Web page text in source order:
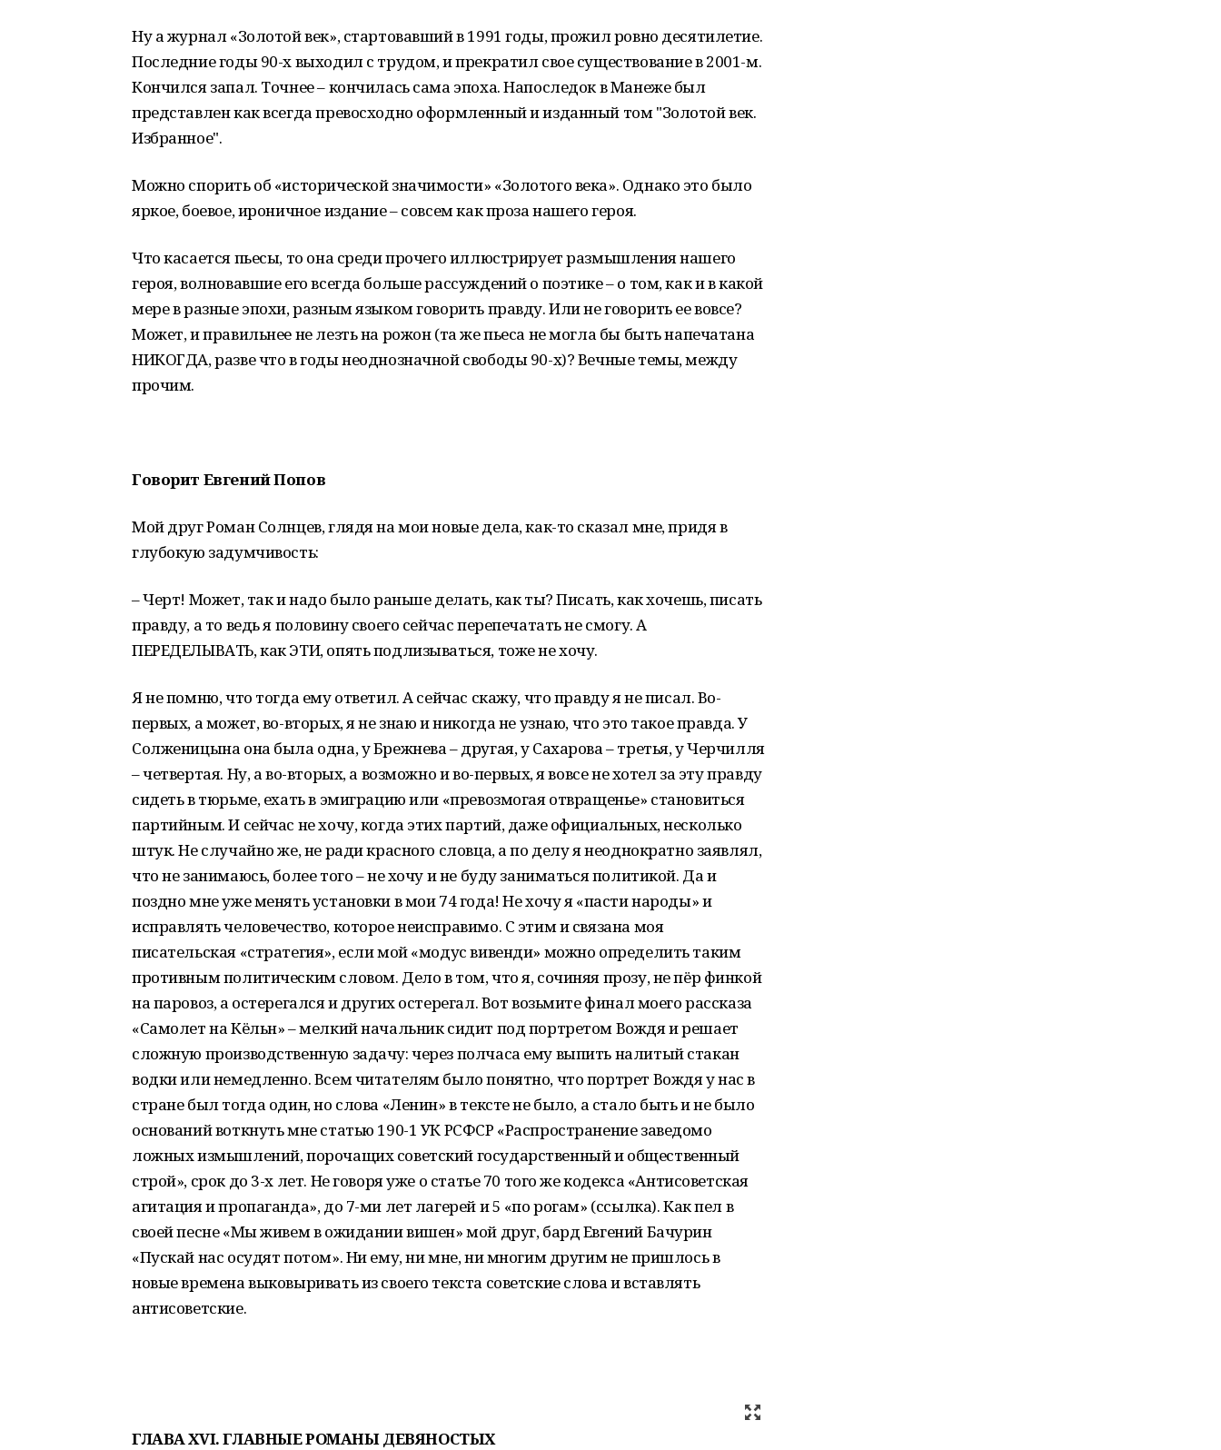
Ну а журнал «Золотой век», стартовавший в 1991 годы, прожил ровно десятилетие.
Последние годы 90-х выходил с трудом, и прекратил свое существование в 2001-м.
Кончился запал. Точнее – кончилась сама эпоха. Напоследок в Манеже был
представлен как всегда превосходно оформленный и изданный том "Золотой век.
Избранное".
Можно спорить об «исторической значимости» «Золотого века». Однако это было
яркое, боевое, ироничное издание – совсем как проза нашего героя.
Что касается пьесы, то она среди прочего иллюстрирует размышления нашего
героя, волновавшие его всегда больше рассуждений о поэтике – о том, как и в какой
мере в разные эпохи, разным языком говорить правду. Или не говорить ее вовсе?
Может, и правильнее не лезть на рожон (та же пьеса не могла бы быть напечатана
НИКОГДА, разве что в годы неоднозначной свободы 90-х)? Вечные темы, между
прочим.
Говорит Евгений Попов
Мой друг Роман Солнцев, глядя на мои новые дела, как-то сказал мне, придя в
глубокую задумчивость:
– Черт! Может, так и надо было раньше делать, как ты? Писать, как хочешь, писать
правду, а то ведь я половину своего сейчас перепечатать не смогу. А
ПЕРЕДЕЛЫВАТЬ, как ЭТИ, опять подлизываться, тоже не хочу.
Я не помню, что тогда ему ответил. А сейчас скажу, что правду я не писал. Во-
первых, а может, во-вторых, я не знаю и никогда не узнаю, что это такое правда. У
Солженицына она была одна, у Брежнева – другая, у Сахарова – третья, у Черчилля
– четвертая. Ну, а во-вторых, а возможно и во-первых, я вовсе не хотел за эту правду
сидеть в тюрьме, ехать в эмиграцию или «превозмогая отвращенье» становиться
партийным. И сейчас не хочу, когда этих партий, даже официальных, несколько
штук. Не случайно же, не ради красного словца, а по делу я неоднократно заявлял,
что не занимаюсь, более того – не хочу и не буду заниматься политикой. Да и
поздно мне уже менять установки в мои 74 года! Не хочу я «пасти народы» и
исправлять человечество, которое неисправимо. С этим и связана моя
писательская «стратегия», если мой «модус вивенди» можно определить таким
противным политическим словом. Дело в том, что я, сочиняя прозу, не пёр финкой
на паровоз, а остерегался и других остерегал. Вот возьмите финал моего рассказа
«Самолет на Кёльн» – мелкий начальник сидит под портретом Вождя и решает
сложную производственную задачу: через полчаса ему выпить налитый стакан
водки или немедленно. Всем читателям было понятно, что портрет Вождя у нас в
стране был тогда один, но слова «Ленин» в тексте не было, а стало быть и не было
оснований воткнуть мне статью 190-1 УК РСФСР «Распространение заведомо
ложных измышлений, порочащих советский государственный и общественный
строй», срок до 3-х лет. Не говоря уже о статье 70 того же кодекса «Антисоветская
агитация и пропаганда», до 7-ми лет лагерей и 5 «по рогам» (ссылка). Как пел в
своей песне «Мы живем в ожидании вишен» мой друг, бард Евгений Бачурин
«Пускай нас осудят потом». Ни ему, ни мне, ни многим другим не пришлось в
новые времена выковыривать из своего текста советские слова и вставлять
антисоветские.
ГЛАВАXVI. ГЛАВНЫЕ РОМАНЫ ДЕВЯНОСТЫХ